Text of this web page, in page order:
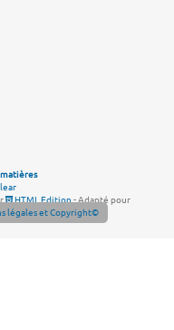
HTML Edition- Adapté pour
légales et Copyright©